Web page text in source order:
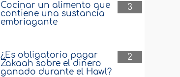
3
Cocinar un alimento que
contiene una sustancia
embriagante
2
¿Es obligatorio pagar
Zakaah sobre el dinero
ganado durante el Hawl?